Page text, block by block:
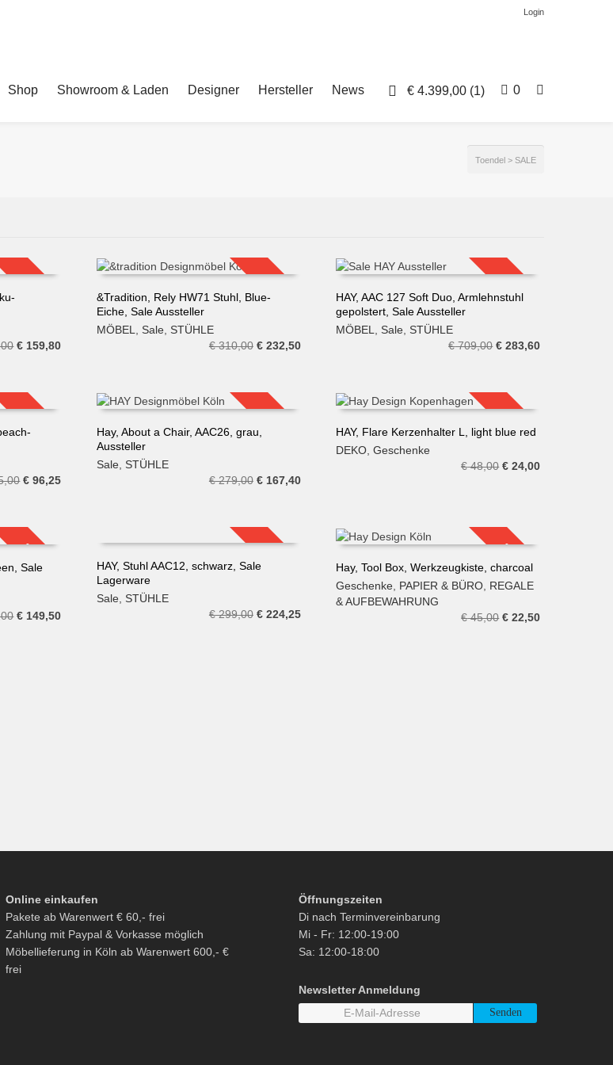
Login
€ 4.399,00 (1) 0
Shop Showroom & Laden Designer Hersteller News
Toendel > SALE
SALE!
Ursprünglicher
€ 188,00
€ 159,80Aktueller
€ 159,80.
SALE!
IN DEN WARENKORB
&Tradition, Rely HW71 Stuhl, Blue-
Eiche, Sale Aussteller
MÖBEL, Sale, STÜHLE
€310,00 Ursprünglicher
€ 310,00
€232,50Aktueller
€ 232,50.
SALE!
IN DEN WARENKORB
HAY, AAC 127 Soft Duo, Armlehnstuhl
gepolstert, Sale Aussteller
MÖBEL, Sale, STÜHLE
€709,00 Ursprünglicher
€ 709,00
€ 283,60Aktueller
SALE!
Ursprünglicher
€ 275,00
€ 96,25Aktueller
SALE!
IN DEN WARENKORB
Hay, About a Chair, AAC26, grau,
Aussteller
Sale, STÜHLE
€279,00 Ursprünglicher
€ 279,00
€167,40Aktueller
€ 167,40.
SALE!
IN DEN WARENKORB
HAY, Flare Kerzenhalter L, light blue red
DEKO,Geschenke
€48,00 Ursprünglicher
€ 24,00Aktueller
SALE!
Sale
Ursprünglicher
€ 149,50Aktueller
SALE!
IN DEN WARENKORB
HAY, Stuhl AAC12, schwarz, Sale
Lagerware
Sale, STÜHLE
€299,00 Ursprünglicher
€224,25Aktueller
SALE!
IN DEN WARENKORB
Hay, Tool Box, Werkzeugkiste, charcoal
Geschenke PAPIER & BÜRO REGALE
& AUFBEWAHRUNG
€45,00 Ursprünglicher
€ 22,50Aktueller
Online einkaufen
Pakete ab Warenwert € 60,- frei
Zahlung mit Paypal & Vorkasse möglich
Möbellieferung in Köln ab Warenwert 600,- €
frei
Öffnungszeiten
Di nach Terminvereinbarung
Mi - Fr: 12:00-19:00
Sa: 12:00-18:00
Newsletter Anmeldung